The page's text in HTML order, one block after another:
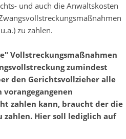
und auch die Anwaltskosten
zu zahlen.
Vollstreckungsmaßnahmen
zumindest
den Gerichtsvollzieher alle
zahlen kann, braucht der die
Hier soll lediglich auf